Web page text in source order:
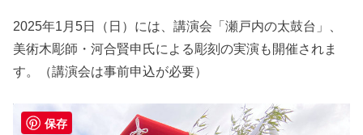
2025年1月5日（日）には、講演会「瀬戸内の太鼓台」、
美術木彫師・河合賢申氏による彫刻の実演も開催されま
す。（講演会は事前申込が必要）
保存